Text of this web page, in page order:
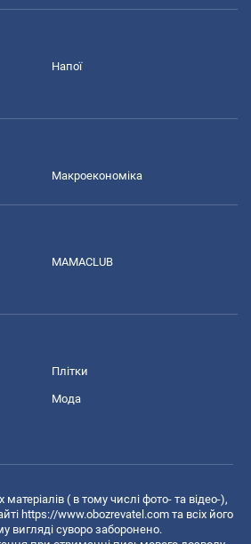
Напої
Макроекономіка
MAMACLUB
Плітки
Мода
( в тому числі фото- та відео-),
https://www.obozrevatel.com та всіх його
вигляді суворо заборонено.